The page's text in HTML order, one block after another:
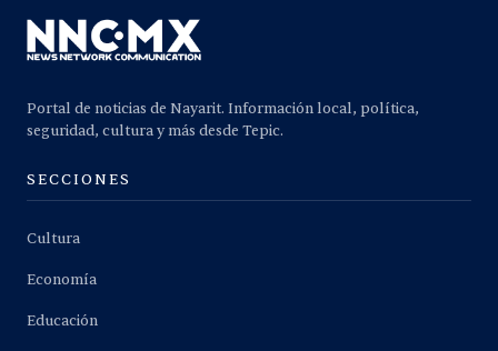
Portal de noticias de Nayarit. Información local, política,
seguridad, cultura y más desde Tepic.
SECCIONES
Cultura
Economía
Educación